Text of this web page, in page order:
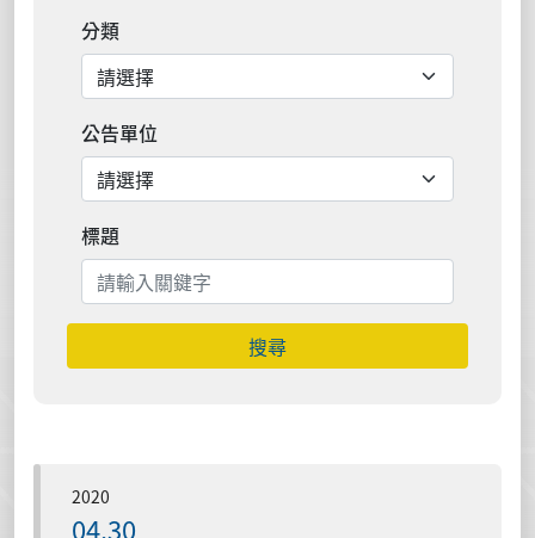
分類
公告單位
標題
搜尋
2020
04.30